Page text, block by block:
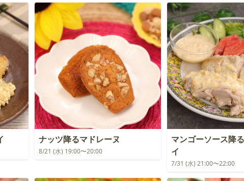
ナッツ降るマドレーヌ
8/21 (水) 19:00〜20:00
マンゴーソース降
イ
7/31 (水) 21:00〜22:00